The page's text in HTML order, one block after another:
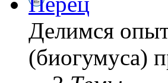
Делимся
(биогумуса)